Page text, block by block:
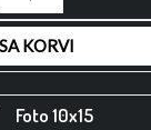
KORVI
Foto 10x15